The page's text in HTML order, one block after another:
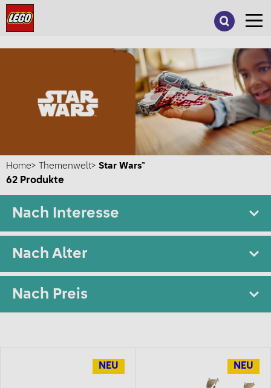
Home Themenwelt Star Wars™
62 Produkte
Nach Interesse
Nach Alter
Nach Preis
NEU NEU